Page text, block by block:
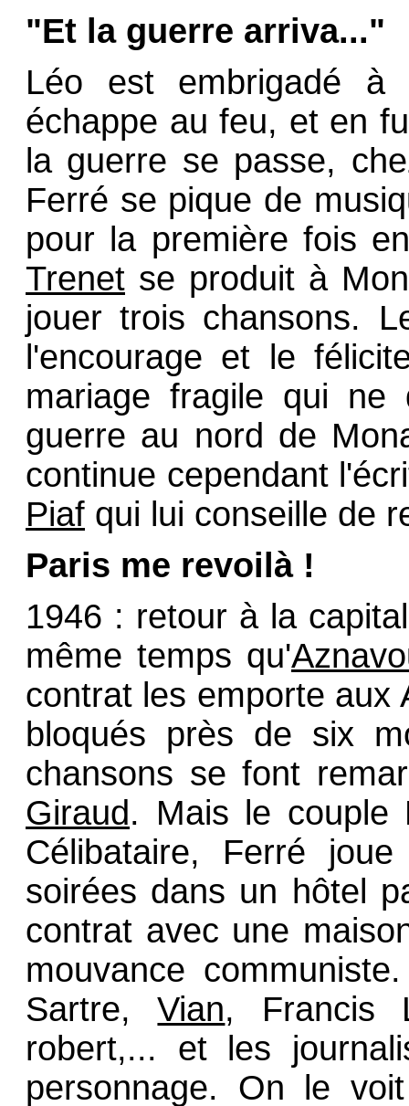
"Et la guerre arriva..."
Léo est embrigadé à
échappe au feu, et en
la guerre se passe,
Ferré se pique de
pour la première fois
Trenet se produit à
jouer trois chansons.
l'encourage et le
mariage fragile qui ne
guerre au nord de
continue cependant
Piaf qui lui conseille de
Paris me revoilà !
1946 : retour à la
même temps qu'
contrat les emporte aux
bloqués près de six
chansons se font
Giraud. Mais le couple
Célibataire, Ferré
soirées dans un hôtel
contrat avec une
mouvance
Sartre,Vian, Francis
robert,... et les
personnage. On le